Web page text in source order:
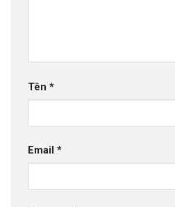
Tên *
Email *